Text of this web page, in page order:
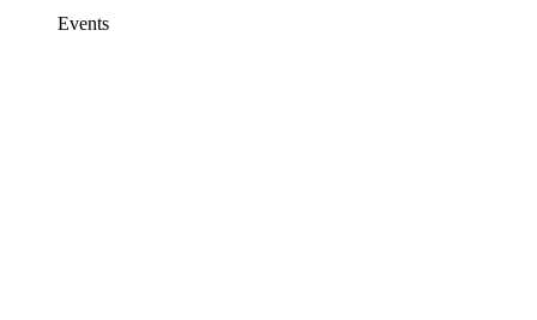
Events